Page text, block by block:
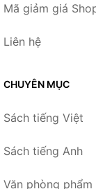
Mã giảm giá
Liên hệ
CHUYÊN MỤC
Sách tiếng Việt
Sách tiếng Anh
Văn phòng phẩm